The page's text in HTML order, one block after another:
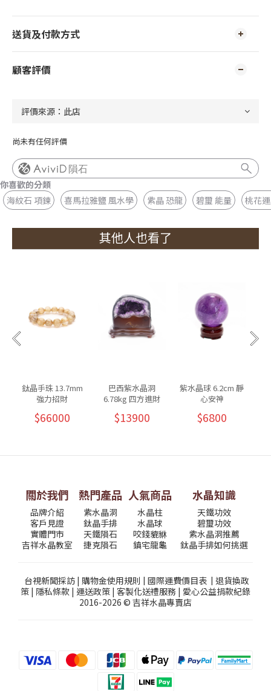
送貨及付款方式
顧客評價
尚未有任何評價
隕石
你喜歡的分類
海紋石 項鍊
喜馬拉雅鹽 風水學 紫晶 恐龍 碧璽 能量 桃花
其他人也看了
鈦晶手珠 13.7mm
強力招財
$66000
巴西紫水晶洞
6.78kg 四方進財
$13900
紫水晶球 6.2cm 靜
心安神
$6800
關於我們
品牌介紹
客戶見證
實體門市
吉祥水晶教室
熱門產品
紫水晶洞
鈦晶手排
天鐵隕石
捷克隕石
人氣商品
水晶柱
水晶球
咬錢貔貅
鎮宅龍龜
水晶知識
天鐵功效
碧璽功效
紫水晶洞推薦
鈦晶手排如何挑選
台視新聞採訪| 購物金使用規則 | 國際運費價目表| 退貨換政
策 | 隱私條款 | 運送政策 | 客製化送禮服務 | 愛心公益捐款紀錄
2016-2026 © 吉祥水晶專賣店